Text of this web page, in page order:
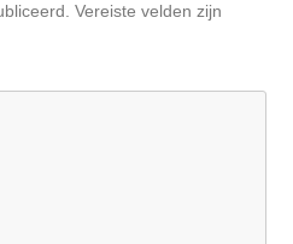
Vereiste velden zijn